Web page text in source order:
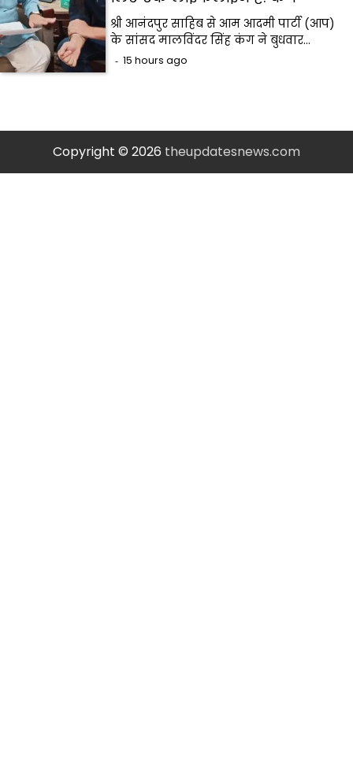
श्री आनंदपुर साहिब से आम आदमी पार्टी (आप)
के सांसद मालविंदर सिंह कंग ने बुधवार…
15 hours ago
Copyright © 2026 theupdatesnews.com